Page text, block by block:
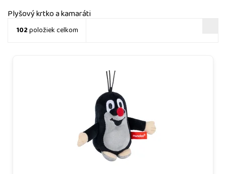
Plyšový krtko a kamaráti
102položiek celkom
Krtek 8 cm, plyšový přívěsek s poutkem na zavěšení